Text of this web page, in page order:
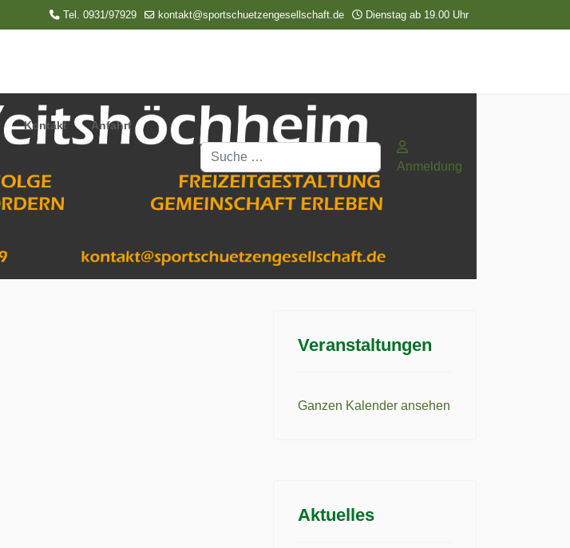
Tel. 0931/97929 kontakt@sportschuetzengesellschaft.de Dienstag ab 19.00 Uhr
Kontakt Anfahrt
Suchen
Anmeldung
Veranstaltungen
Ganzen Kalender ansehen
Aktuelles